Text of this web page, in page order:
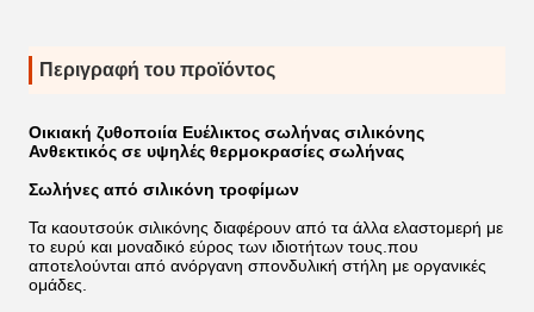
Περιγραφή του προϊόντος
Οικιακή ζυθοποιία Ευέλικτος σωλήνας σιλικόνης
Ανθεκτικός σε υψηλές θερμοκρασίες σωλήνας
Σωλήνες από σιλικόνη τροφίμων
Τα καουτσούκ σιλικόνης διαφέρουν από τα άλλα ελαστομερή με
το ευρύ και μοναδικό εύρος των ιδιοτήτων τους.που
αποτελούνται από ανόργανη σπονδυλική στήλη με οργανικές
ομάδες.